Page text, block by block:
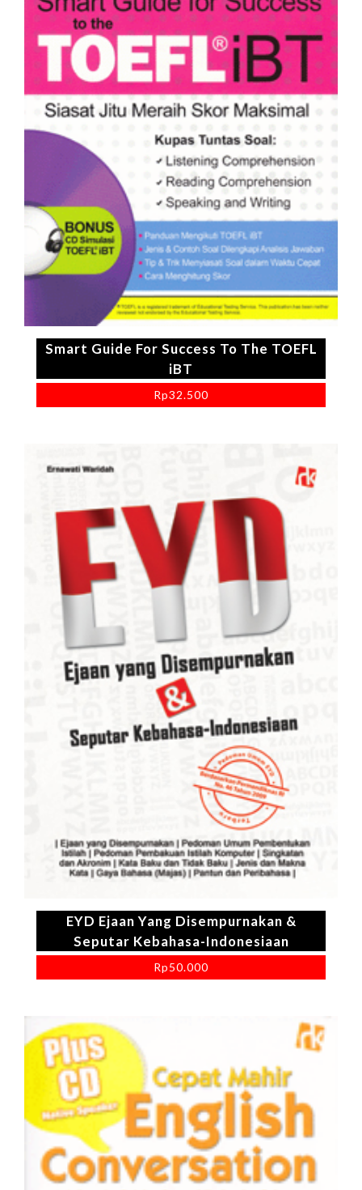
Smart Guide For Success To The TOEFL
iBT
Rp32.500
EYD Ejaan Yang Disempurnakan &
Seputar Kebahasa-Indonesiaan
Rp50.000